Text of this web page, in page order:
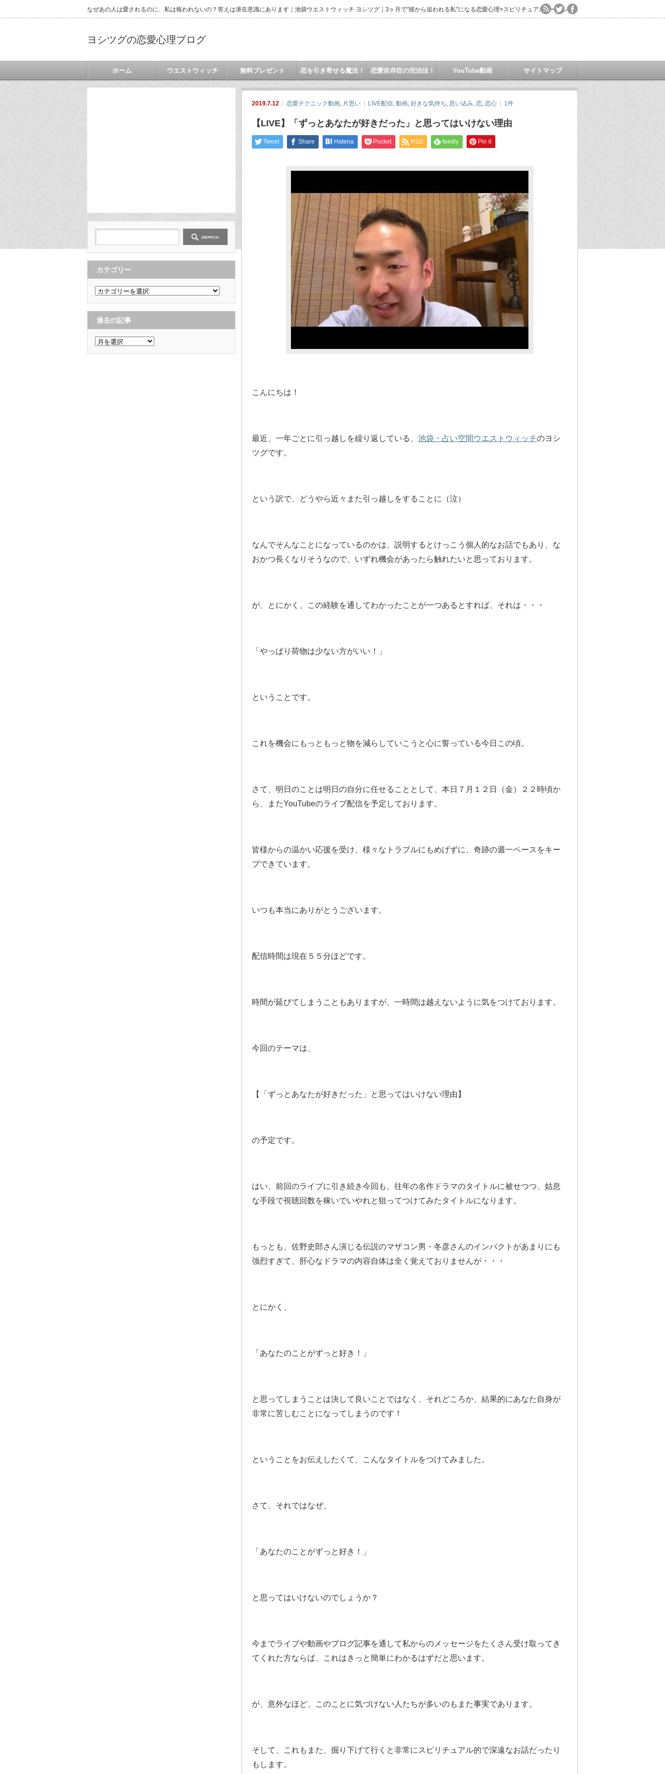
なぜあの人は愛されるのに、私は報われないの？答えは潜在意識にあります｜池袋ウエストウィッチ ヨシツグ｜3ヶ月で"彼から追われる私"になる恋愛心理×スピリチュアルコーチング
ヨシツグの恋愛心理ブログ
ホーム ウエストウィッチ 無料プレゼント 恋を引き寄せる魔法！ 恋愛依存症の完治法！ YouTube動画 サイトマップ
2019.7.12 恋愛テクニック動画, 片思い LIVE配信, 動画, 好きな気持ち, 思い込み, 恋, 恋心 1件
【LIVE】「ずっとあなたが好きだった」と思ってはいけない理由
Tweet Share Hatena Pocket RSS feedly Pin it
こんにちは！
最近、一年ごとに引っ越しを繰り返している、 池袋・占い空間ウエストウィッチのヨシ
ツグです。
という訳で、どうやら近々また引っ越しをすることに（泣）
なんでそんなことになっているのかは、説明するとけっこう個人的なお話でもあり、な
おかつ長くなりそうなので、いずれ機会があったら触れたいと思っております。
が、とにかく、この経験を通してわかったことが一つあるとすれば、それは・・・
「やっぱり荷物は少ない方がいい！」
ということです。
これを機会にもっともっと物を減らしていこうと心に誓っている今日この頃。
さて、明日のことは明日の自分に任せることとして、本日７月１２日（金）２２時頃か
ら、またYouTubeのライブ配信を予定しております。
皆様からの温かい応援を受け、様々なトラブルにもめげずに、奇跡の週一ペースをキー
プできています。
いつも本当にありがとうございます。
配信時間は現在５５分ほどです。
時間が延びてしまうこともありますが、一時間は越えないように気をつけております。
今回のテーマは、
【「ずっとあなたが好きだった」と思ってはいけない理由】
の予定です。
はい、前回のライブに引き続き今回も、往年の名作ドラマのタイトルに被せつつ、姑息
な手段で視聴回数を稼いでいやれと狙ってつけてみたタイトルになります。
もっとも、佐野史郎さん演じる伝説のマザコン男・冬彦さんのインパクトがあまりにも
強烈すぎて、肝心なドラマの内容自体は全く覚えておりませんが・・・
とにかく、
「あなたのことがずっと好き！」
と思ってしまうことは決して良いことではなく、それどころか、結果的にあなた自身が
非常に苦しむことになってしまうのです！
ということをお伝えしたくて、こんなタイトルをつけてみました。
さて、それではなぜ、
「あなたのことがずっと好き！」
と思ってはいけないのでしょうか？
今までライブや動画やブログ記事を通して私からのメッセージをたくさん受け取ってき
てくれた方ならば、これはきっと簡単にわかるはずだと思います。
が、意外なほど、このことに気づけない人たちが多いのもまた事実であります。
そして、これもまた、掘り下げて行くと非常にスピリチュアル的で深遠なお話だったり
もします。
カテゴリー
カ
テ
ゴ
リ
ー
過去の記事
過
去
の